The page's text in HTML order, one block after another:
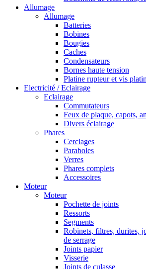
Allumage
Allumage
Batteries
Bobines
Bougies
Caches
Condensateurs
Bornes haute tension
Platine rupteur et vis
Electricité / Eclairage
Eclairage
Commutateurs
Feux de plaque, capots,
Divers éclairage
Phares
Cerclages
Paraboles
Verres
Phares complets
Accessoires
Moteur
Moteur
Pochette de joints
Ressorts
Segments
Robinets, filtres, durites,
de serrage
Joints papier
Visserie
Joints de culasse